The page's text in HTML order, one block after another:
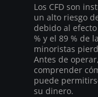
Los CFD son
un alto riesgo
debido al
% y el 89 % de
minoristas
Antes de
comprender
puede
su dinero.